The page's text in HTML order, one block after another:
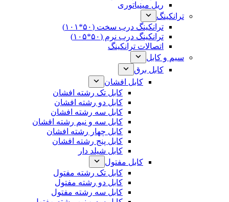
ریل مینیاتوری
ترانکینگ
ترانکینگ درب سخت (۵۰*۱۰۱)
ترانکینگ درب نرم (۵۰*۱۰۵)
اتصالات ترانکینگ
سیم و کابل
کابل برق
کابل افشان
کابل تک رشته افشان
کابل دو رشته افشان
کابل سه رشته افشان
کابل سه و نیم رشته افشان
کابل چهار رشته افشان
کابل پنج رشته افشان
کابل شیلد دار
کابل مفتول
کابل تک رشته مفتول
کابل دو رشته مفتول
کابل سه رشته مفتول